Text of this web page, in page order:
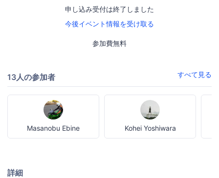
申し込み受付は終了しました
今後イベント情報を受け取る
参加費無料
13人の参加者 すべて見る
Masanobu Ebine Kohei Yoshiwara
詳細